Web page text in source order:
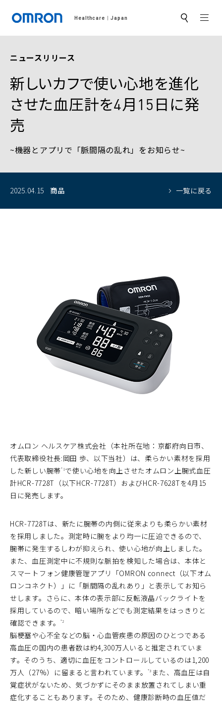
Healthcare Japan サ
ト
ニュースリリース
新しいカフで使い心地を進化
させた血圧計を4月15日に発
売
~機器とアプリで「脈間隔の乱れ」をお知らせ~
2025.04.15 商品 一覧に戻る
オムロン ヘルスケア株式会社（本社所在地：京都府向日市、
代表取締役社長:岡田 歩、以下当社）は、柔らかい素材を採用
した新しい腕帯*1で使い心地を向上させたオムロン上腕式血圧
計HCR-7728T（以下HCR-7728T）およびHCR-7628Tを4月15
日に発売します。
HCR-7728Tは、新たに腕帯の内側に従来よりも柔らかい素材
を採用しました。測定時に腕をより均一に圧迫できるので、
腕帯に発生するしわが抑えられ、使い心地が向上しました。
また、血圧測定中に不規則な脈拍を検知した場合は、本体と
スマートフォン健康管理アプリ「OMRON connect（以下オム
ロンコネクト）」に「脈間隔の乱れあり」と表示してお知ら
せします。さらに、本体の表示部に反転液晶バックライトを
採用しているので、暗い場所などでも測定結果をはっきりと
確認できます。
*2
脳梗塞や心不全などの脳・心血管疾患の原因のひとつである
高血圧の国内の患者数は約4,300万人いると推定されていま
す。そのうち、適切に血圧をコントロールしているのは1,200
万人（27%）に留まると言われています。
*3 また、高血圧は自
覚症状がないため、気づかずにそのまま放置されてしまい重
症化することもあります。そのため、健康診断時の血圧値だ